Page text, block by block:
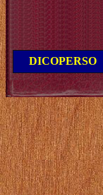
DICOPERSO